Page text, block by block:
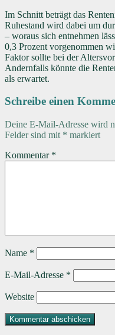
Im Schnitt beträgt das
Ruhestand wird dabei um
– woraus sich entnehmen
0,3 Prozent vorgenommen
Faktor sollte bei der
Andernfalls könnte die
als erwartet.
Schreibe einen
Deine E-Mail-Adresse wird
Felder sind mit * markiert
Kommentar *
Name *
E-Mail-Adresse *
Website